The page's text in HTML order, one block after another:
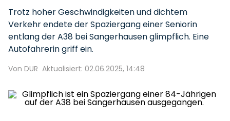
Trotz hoher Geschwindigkeiten und dichtem
Verkehr endete der Spaziergang einer Seniorin
entlang der A38 bei Sangerhausen glimpflich. Eine
Autofahrerin griff ein.
Von DUR Aktualisiert: 02.06.2025, 14:48